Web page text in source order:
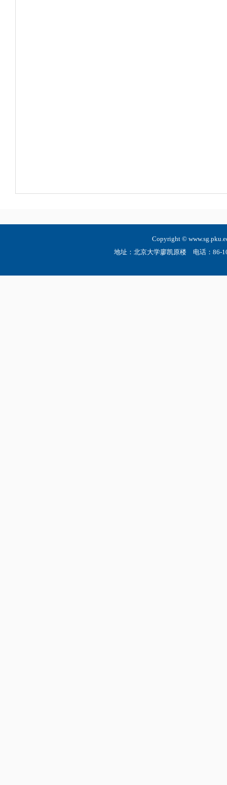
Copyright ©
地址：北京大学廖凯原楼 电话：86-